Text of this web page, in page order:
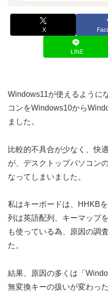
X
LINE
Windows11が使えるように
コンをWindows10から
ました。
比較的不具合が少なく、快
が、デスクトップパソコン
なってしまいました。
私はキーボードは、HHKB
列は英語配列、キーマップ
も使っている為、原因の調
た。
結果、原因の多くは「
無変換キーの扱いが変わっ